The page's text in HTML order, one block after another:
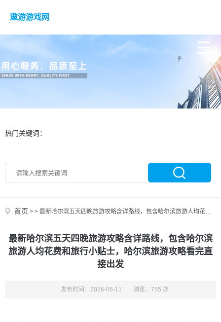
遨游游戏网
热门关键词：
首页 > > 最新哈尔滨五天四晚旅游攻略含详路线，包含哈尔滨旅游人均花费和旅行小贴士，哈尔滨旅游攻略看完直接出发
最新哈尔滨五天四晚旅游攻略含详路线，包含哈尔滨
旅游人均花费和旅行小贴士，哈尔滨旅游攻略看完直
接出发
发布时间：2026-06-11 浏览：755 次